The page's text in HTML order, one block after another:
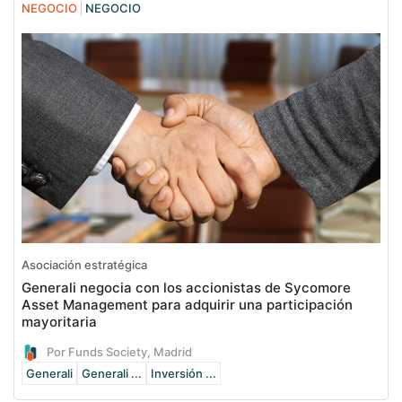
NEGOCIO NEGOCIO
Asociación estratégica
Generali negocia con los accionistas de Sycomore
Asset Management para adquirir una participación
mayoritaria
Por Funds Society, Madrid
Generali
Generali ... Inversión ...